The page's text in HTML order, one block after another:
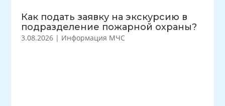
Как подать заявку на экскурсию в
подразделение пожарной охраны?
3.08.2026 | Информация МЧС